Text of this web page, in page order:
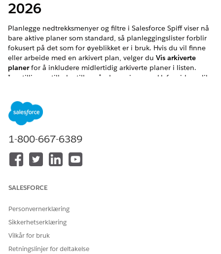
2026
Planlegge nedtrekksmenyer og filtre i Salesforce Spiff viser nå
bare aktive planer som standard, så planleggingslister forblir
fokusert på det som for øyeblikket er i bruk. Hvis du vil finne
eller arbeide med en arkivert plan, velger du Vis arkiverte
planerfor å inkludere midlertidig arkiverte planer i listen.
Innstillingen tilbakestilles når du navigerer vekk fra siden, slik
NØDVENDIGE UTGAVER
Tilgjengelig i både Salesforce Classic (ikke tilgjengelig i alle
organisasjoner) og Lightning Experience
Tilgjengelig iEnterprise
med Web Services API aktivert
Skjule arkiverte planer fra
planleggingsnedtrekksmenyer og -filtre
Hvor:Denne endringen gjelder for Salesforce Spiff.
1-800-667-6389
SALESFORCE
Personvernerklæring
Sikkerhetserklæring
Vilkår for bruk
Retningslinjer for deltakelse